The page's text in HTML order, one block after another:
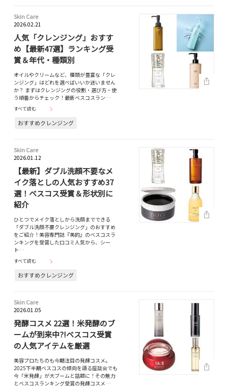
Skin Care
2026.02.21
人気「クレンジング」おすす
め【最新47選】ランキング受
賞＆年代・種類別
オイルやクリームなど、種類が豊富な「クレ
ンジング」はどれを選べばいいか迷いません
か？ まずはクレンジングの役割・選び方・使
う順番からチェック！最新ベスコスラン…
すべて読む
おすすめクレンジング
Skin Care
2026.01.12
【最新】ダブル洗顔不要なメ
イク落としの人気おすすめ37
選！ベスコス受賞＆形状別に
紹介
ひとつでメイク落としから洗顔までできる
「ダブル洗顔不要クレンジング」のおすすめ
をご紹介！美容専門誌『美的』のベスコスラ
ンキングを受賞した口コミ人気から、シー
ト…
すべて読む
おすすめクレンジング
Skin Care
2026.01.05
発酵コスメ 22選！米発酵のブ
ームが到来中?!ベスコス受賞
の人気アイテムを厳選
美容プロたちのも今期注目の発酵コスメ。
2025下半期ベスコスの傾向を語る座談会でも
今「米発酵」が大ブームと話題に！その魅力
とベスコスランキング受賞の発酵コスメ…